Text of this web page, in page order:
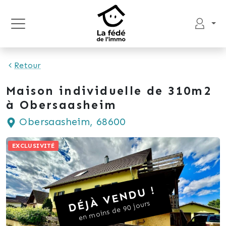
Retour
Maison individuelle de 310m2
à Obersaasheim
Obersaasheim, 68600
EXCLUSIVITÉ
DÉJÀ VENDU !
en moins de 90 jours